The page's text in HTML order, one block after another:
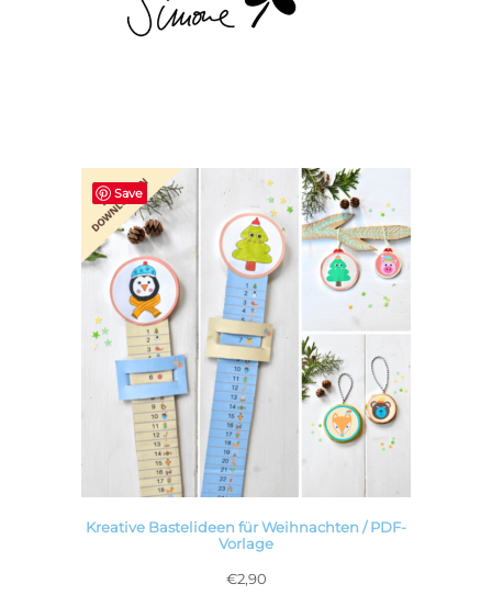
Kreative Bastelideen für Weihnachten / PDF-
Vorlage
€2,90
Save